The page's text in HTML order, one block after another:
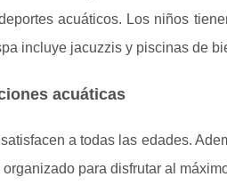
acuáticos. Los niños
incluye jacuzzis y piscinas de
acuáticas
a todas las edades.
para disfrutar al